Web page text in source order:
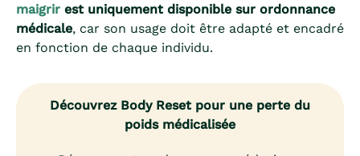
maigrir est uniquement disponible sur ordonnance
médicale, car son usage doit être adapté et encadré
en fonction de chaque individu.
Découvrez Body Reset pour une perte du
poids médicalisée